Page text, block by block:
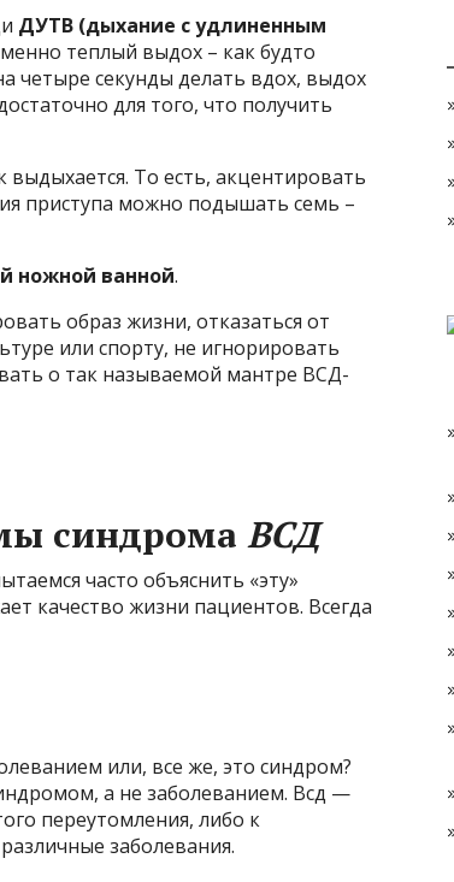
ДУТВ (дыхание с удлиненным
теплый выдох – как будто
четыре секунды делать вдох, выдох
для того, что получить
То есть, акцентировать
приступа можно подышать семь –
ножной ванной.
образ жизни, отказаться от
или спорту, не игнорировать
о так называемой мантре ВСД-
синдрома ВСД
часто объяснить «эту»
качество жизни пациентов. Всегда
или, все же, это синдром?
а не заболеванием. Всд —
переутомления, либо к
заболевания.